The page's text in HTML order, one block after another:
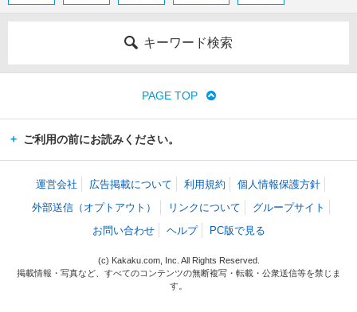
キーワード検索
PAGE TOP
ご利用の前にお読みください。
運営会社 広告掲載について 利用規約
個人情報保護方針
外部送信（オプトアウト）
リンクについて
グループサイト
お問い合わせ
ヘルプ PC版で見る
(c) Kakaku.com, Inc. All Rights Reserved.
掲載情報・写真など、すべてのコンテンツの無断複写・転載・公衆送信等を禁じま
す。